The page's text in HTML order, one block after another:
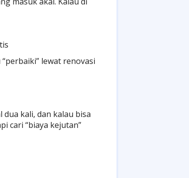
lewat renovasi
dua kali, dan kalau bisa
cari “biaya kejutan”